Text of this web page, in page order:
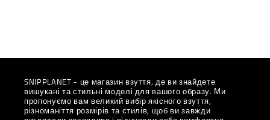
SNIPPLANET - це магазин взуття, де ви знайдете
вишукані та стильні моделі для вашого образу. Ми
пропонуємо вам великий вибір якісного взуття,
різноманіття розмірів та стилів, щоб ви завжди